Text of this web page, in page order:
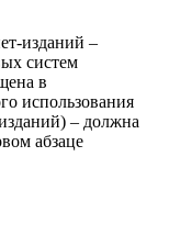
изданий –
систем
в
использования
– должна
абзаце